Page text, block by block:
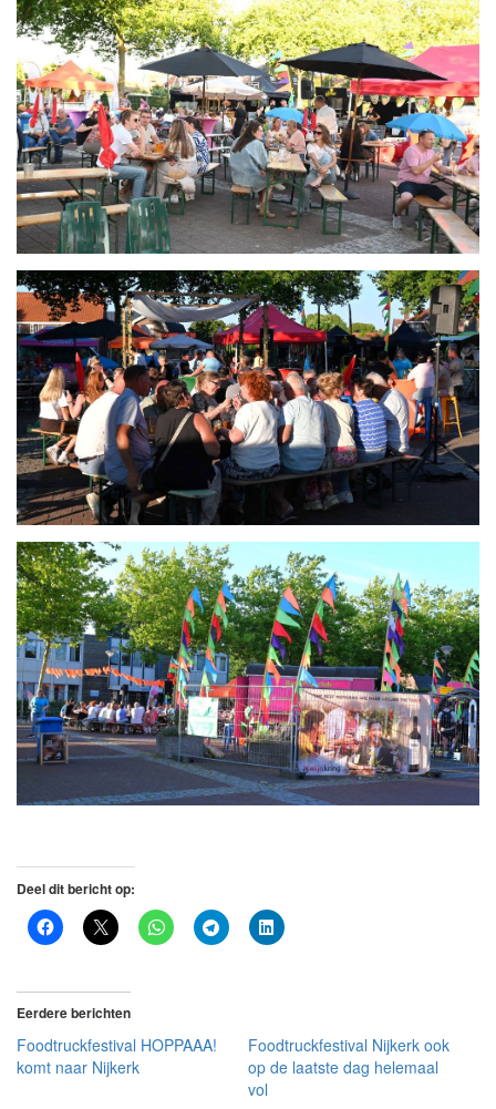
Deel dit bericht op:
Eerdere berichten
Foodtruckfestival HOPPAAA!
komt naar Nijkerk
Foodtruckfestival Nijkerk ook
op de laatste dag helemaal
vol